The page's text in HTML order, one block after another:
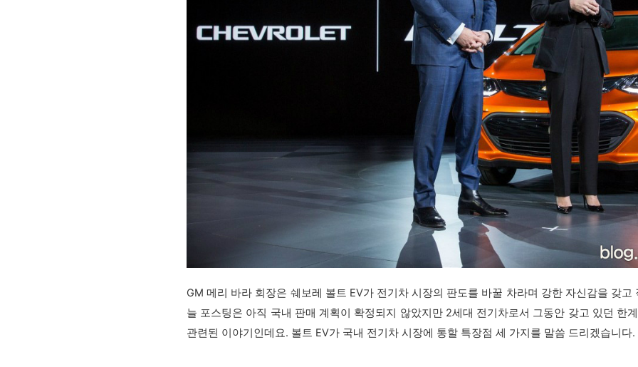
GM 메리 바라 회장은 쉐보레 볼트 EV가 전기차 시장의 판도를 바꿀 차라며 강한 자신감을 갖고
늘 포스팅은 아직 국내 판매 계획이 확정되지 않았지만 2세대 전기차로서 그동안 갖고 있던 한
관련된 이야기인데요. 볼트 EV가 국내 전기차 시장에 통할 특장점 세 가지를 말씀 드리겠습니다.